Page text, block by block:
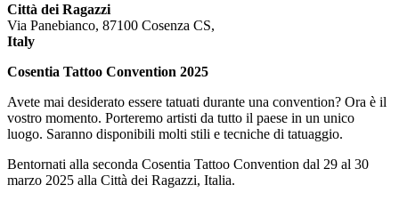
Città dei Ragazzi
Via Panebianco, 87100 Cosenza CS,
Italy
Cosentia Tattoo Convention 2025
Avete mai desiderato essere tatuati durante una convention? Ora è il
vostro momento. Porteremo artisti da tutto il paese in un unico
luogo. Saranno disponibili molti stili e tecniche di tatuaggio.
Bentornati alla seconda Cosentia Tattoo Convention dal 29 al 30
marzo 2025 alla Città dei Ragazzi, Italia.